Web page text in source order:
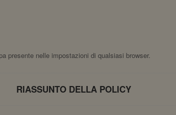
presente nelle impostazioni di qualsiasi browser.
RIASSUNTO DELLA POLICY